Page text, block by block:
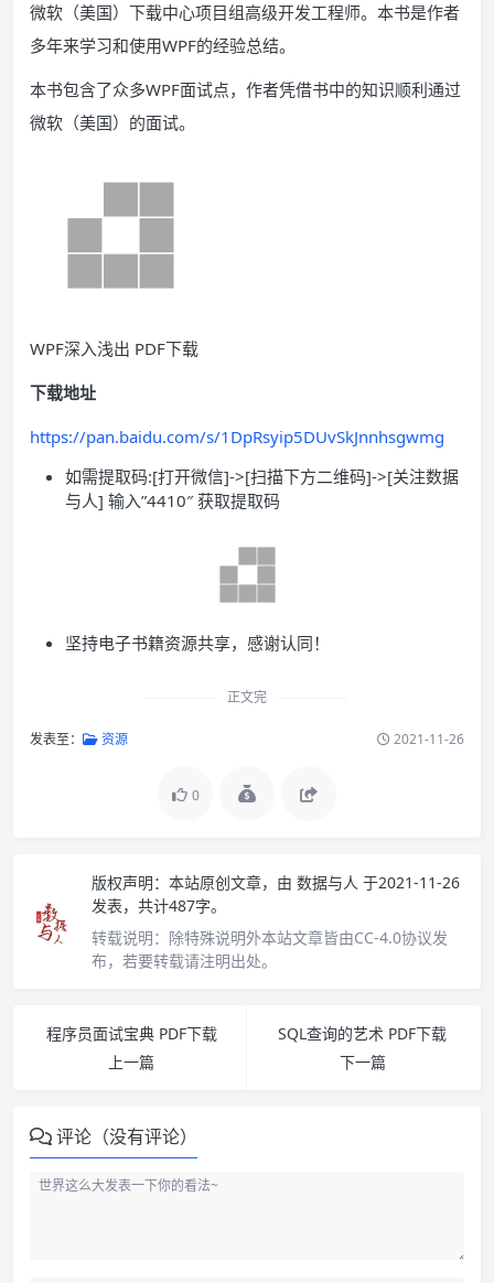
微软（美国）下载中心项目组高级开发工程师。本书是作者
多年来学习和使用WPF的经验总结。
本书包含了众多WPF面试点，作者凭借书中的知识顺利通过
微软（美国）的面试。
WPF深入浅出 PDF下载
下载地址
https://pan.baidu.com/s/1DpRsyip5DUvSkJnnhsgwmg
如需提取码:[打开微信]->[扫描下方二维码]->[关注数据
与人] 输入”4410″ 获取提取码
坚持电子书籍资源共享，感谢认同！
正文完
发表至： 资源 2021-11-26
0
版权声明： 本站原创文章，由 数据与人 于2021-11-26
发表，共计487字。
转载说明： 除特殊说明外本站文章皆由CC-4.0协议发
布，若要转载请注明出处。
程序员面试宝典 PDF下载
上一篇
SQL查询的艺术 PDF下载
下一篇
评论（没有评论）